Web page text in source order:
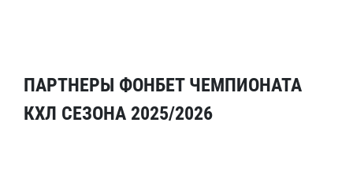
ПАРТНЕРЫ ФОНБЕТ ЧЕМПИОНАТА
КХЛ СЕЗОНА 2025/2026